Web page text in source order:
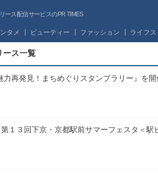
ース配信サービスのPR TIMES
タメ ビューティー ファッション ライフ
ース一覧
再発見！まちめぐりスタンプラリー』を開
１３回下京・京都駅前サマーフェスタ＜駅